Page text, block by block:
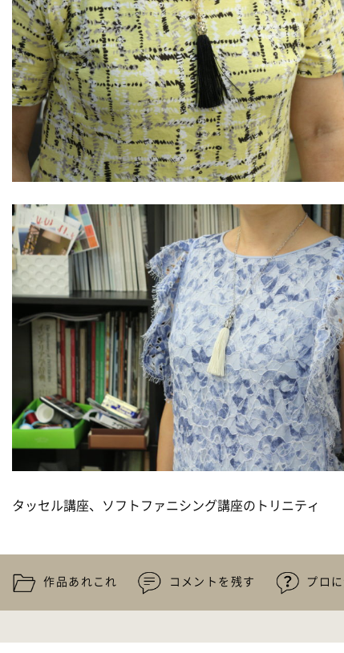
タッセル講座、ソフトファニシング講座のトリニティ
作品あれこれ コメントを残す プロ